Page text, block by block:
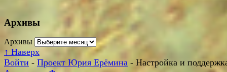
Архивы
Архивы
↑ Наверх
Войти - Проект Юрия Ерёмина - Настройка и